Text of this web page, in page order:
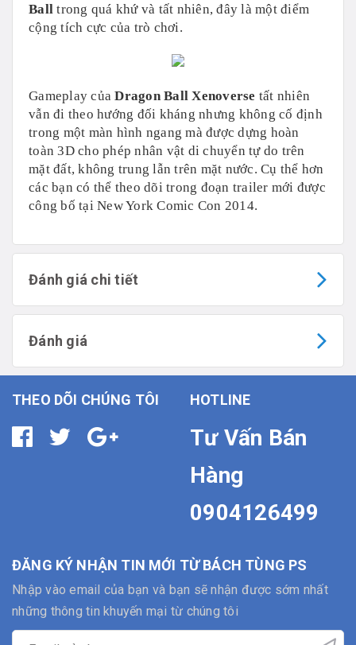
Ball trong quá khứ và tất nhiên, đây là một điểm
cộng tích cực của trò chơi.
Gameplay củaDragon Ball Xenoverse tất nhiên
vẫn đi theo hướng đối kháng nhưng không cố định
trong một màn hình ngang mà được dựng hoàn
toàn 3D cho phép nhân vật di chuyển tự do trên
mặt đất, không trung lẫn trên mặt nước. Cụ thể hơn
các bạn có thể theo dõi trong đoạn trailer mới được
công bố tại New York Comic Con 2014.
Đánh giá chi tiết
Đánh giá
THEO DÕI CHÚNG TÔI HOTLINE
Tư Vấn Bán
Hàng
0904126499
ĐĂNG KÝ NHẬN TIN MỚI TỪ BÁCH TÙNG PS
Nhập vào email của bạn và bạn sẽ nhận được sớm nhất
những thông tin khuyến mại từ chúng tôi